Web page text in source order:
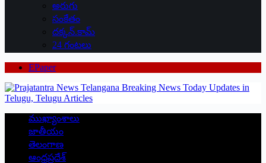
అరుగు
సంకేతం
దక్కన్.కామ్
24 గంటలు
EPaper
ముఖ్యాంశాలు
జాతీయం
తెలంగాణ
ఆంధ్రప్రదేశ్